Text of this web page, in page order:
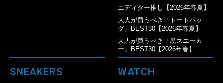
エディター推し【2026年春夏】
大人が買うべき「トートバッ
グ」BEST30【2026年春夏】
大人が買うべき「黒スニーカ
ー」BEST30【2026年春】
SNEAKERS WATCH